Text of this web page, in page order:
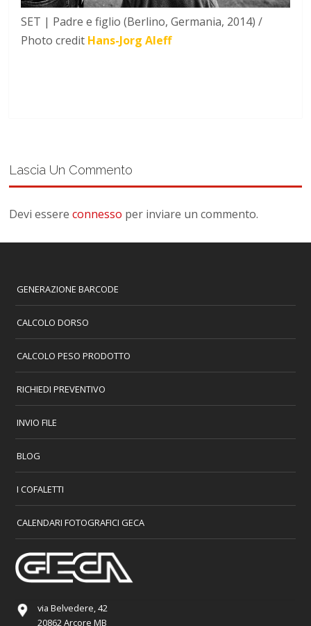
SET | Padre e figlio (Berlino, Germania, 2014) /
Photo credit Hans-Jorg Aleff
Lascia Un Commento
Devi essereconnesso per inviare un commento.
GENERAZIONE BARCODE
CALCOLO DORSO
CALCOLO PESO PRODOTTO
RICHIEDI PREVENTIVO
INVIO FILE
BLOG
I COFALETTI
CALENDARI FOTOGRAFICI GECA
via Belvedere, 42
20862 Arcore MB